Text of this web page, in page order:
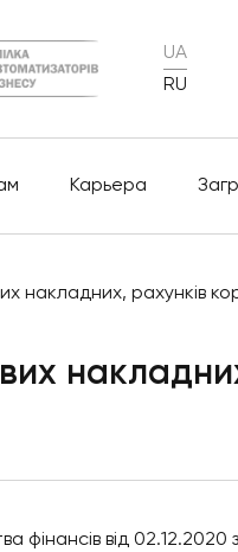
UA
RU
Карьера
накладних, рахунків
фінансів від